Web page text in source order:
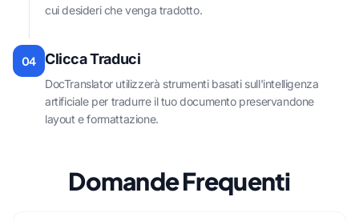
cui desideri che venga tradotto.
04 Clicca Traduci
DocTranslator utilizzerà strumenti basati sull'intelligenza
artificiale per tradurre il tuo documento preservandone
layout e formattazione.
Domande Frequenti